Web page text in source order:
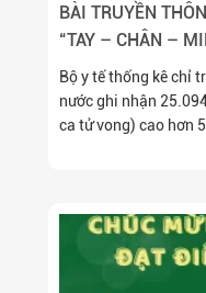
BÀI TRUYỀN
“TAY – CHÂN –
Bộ y tế thống kê chỉ
nước ghi nhận
ca tử vong) cao hơn 5